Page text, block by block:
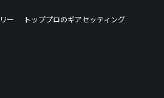
ー
トッププロのギアセッティング